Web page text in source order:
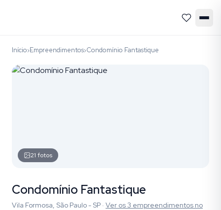
Início›Empreendimentos›Condomínio Fantastique
21 fotos
Condomínio Fantastique
Vila Formosa, São Paulo - SP · Ver os3 empreendimentos no